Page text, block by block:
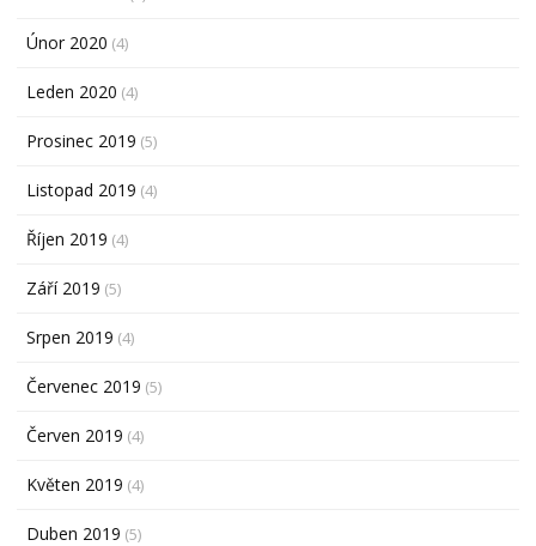
Únor 2020 (4)
Leden 2020 (4)
Prosinec 2019 (5)
Listopad 2019 (4)
Říjen 2019 (4)
Září 2019 (5)
Srpen 2019 (4)
Červenec 2019 (5)
Červen 2019 (4)
Květen 2019 (4)
Duben 2019 (5)